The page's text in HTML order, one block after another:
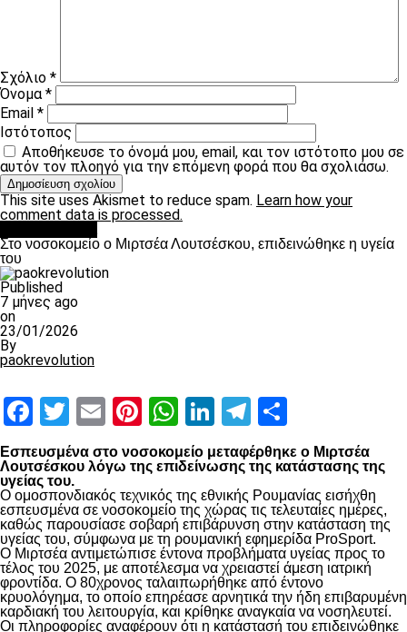
Σχόλιο *
Όνομα*
Email *
Ιστότοπος
Αποθήκευσε το όνομά μου, email, και τον ιστότοπο μου σε
αυτόν τον πλοηγό για την επόμενη φορά που θα σχολιάσω.
This site uses Akismet to reduce spam. Learn how your
comment data is processed.
Στο νοσοκομείο ο Μιρτσέα Λουτσέσκου, επιδεινώθηκε η υγεία
του
Published
7 μήνες ago
on
23/01/2026
By
paokrevolution
Facebook
Twitter
EmailPinterest
WhatsApp
LinkedIn
Telegram
Εσπευσμένα στο νοσοκομείο μεταφέρθηκε ο Μιρτσέα
Λουτσέσκου λόγω της επιδείνωσης της κατάστασης της
υγείας του.
Ο ομοσπονδιακός τεχνικός της εθνικής Ρουμανίας εισήχθη
εσπευσμένα σε νοσοκομείο της χώρας τις τελευταίες ημέρες,
καθώς παρουσίασε σοβαρή επιβάρυνση στην κατάσταση της
υγείας του, σύμφωνα με τη ρουμανική εφημερίδα ProSport.
Ο Μιρτσέα αντιμετώπισε έντονα προβλήματα υγείας προς το
τέλος του 2025, με αποτέλεσμα να χρειαστεί άμεση ιατρική
φροντίδα. Ο 80χρονος ταλαιπωρήθηκε από έντονο
κρυολόγημα, το οποίο επηρέασε αρνητικά την ήδη επιβαρυμένη
καρδιακή του λειτουργία, και κρίθηκε αναγκαία να νοσηλευτεί.
Οι πληροφορίες αναφέρουν ότι η κατάστασή του επιδεινώθηκε